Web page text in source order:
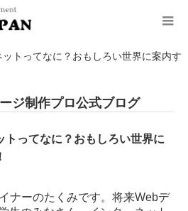
ットってなに？おもしろい世界に案内す
ジ制作プロ公式ブログ
トってなに？おもしろい世界に
ナーのたくみです。将来Webデ